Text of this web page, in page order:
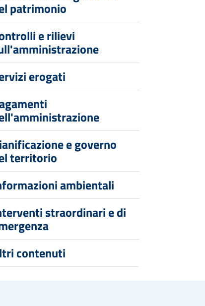
patrimonio
e rilievi
erogati
e governo
territorio
ambientali
straordinari e di
contenuti